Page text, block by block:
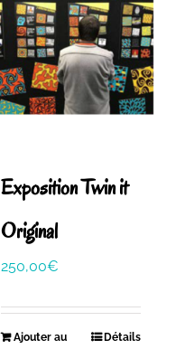
Exposition Twin it
Original
250,00€
Ajouter au
Détails